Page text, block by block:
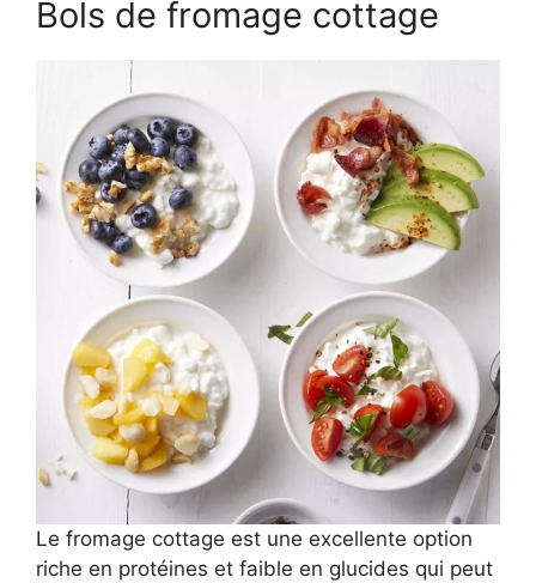
Bols de fromage cottage
Le fromage cottage est une excellente option
riche en protéines et faible en glucides qui peut